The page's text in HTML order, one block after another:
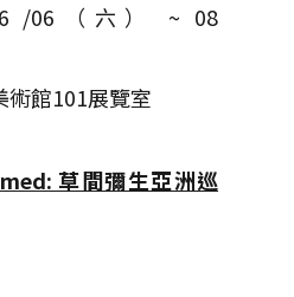
/06（六） ~ 08
術館101展覽室
草間彌生亞洲巡